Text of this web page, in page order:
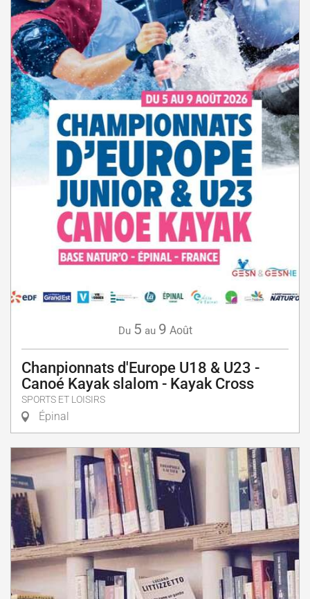
Du 5 au 9 Août
Chanpionnats d'Europe U18 & U23 -
Canoé Kayak slalom - Kayak Cross
SPORTS ET LOISIRS
Épinal